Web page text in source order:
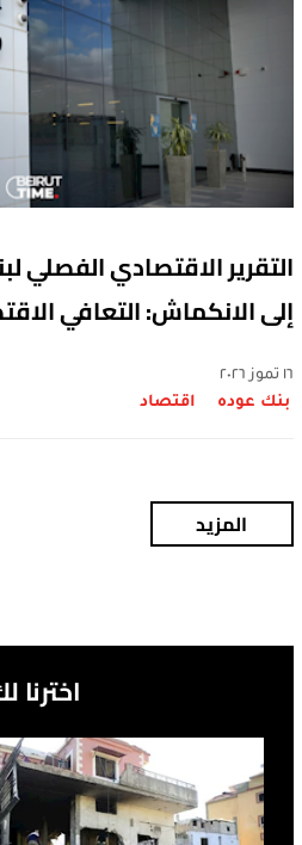
التقرير الاقتصادي الفصلي
إلى الانكماش: التعافي
١٦ تموز ٢٠٢٦
بنك عوده اقتصاد
المزيد
اخترنا